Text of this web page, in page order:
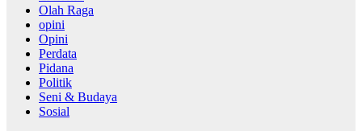
Olah Raga
opini
Opini
Perdata
Pidana
Politik
Seni & Budaya
Sosial